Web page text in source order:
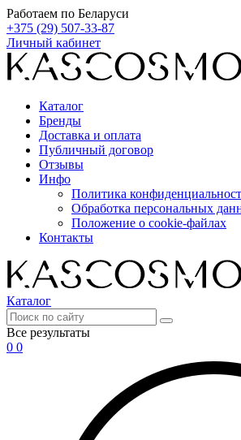
Работаем по Беларуси
+375 (29) 507-33-87
Личный кабинет
Каталог
Бренды
Доставка и оплата
Публичный договор
Отзывы
Инфо
Политика
Обработка персональных
Положение о cookie-файлах
Контакты
Каталог
Все результаты
0 0